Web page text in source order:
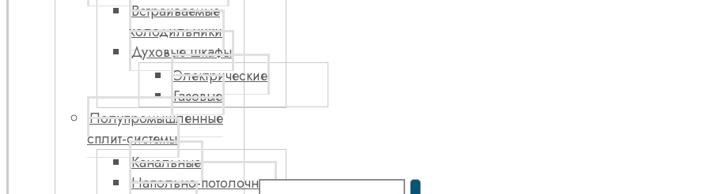
Встраиваемые
холодильники
Духовые шкафы
Электрические
Газовые
Полупромышленные
сплит-системы
Канальные
Напольно-потолочные